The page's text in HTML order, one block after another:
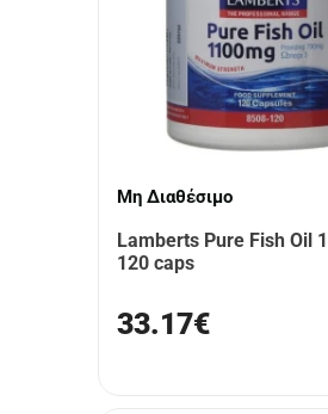
Μη Διαθέσιμο
Lamberts Pure Fish Oil
120 caps
33.17€